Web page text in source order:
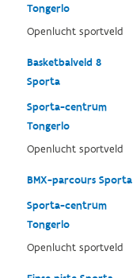
Tongerlo
Openlucht sportveld
Basketbalveld 8
Sporta
Sporta-centrum
Tongerlo
Openlucht sportveld
BMX-parcours Sporta
Sporta-centrum
Tongerlo
Openlucht sportveld